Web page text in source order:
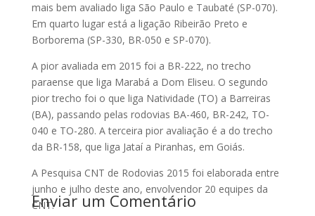
mais bem avaliado liga São Paulo e Taubaté (SP-070).
Em quarto lugar está a ligação Ribeirão Preto e
Borborema (SP-330, BR-050 e SP-070).
A pior avaliada em 2015 foi a BR-222, no trecho
paraense que liga Marabá a Dom Eliseu. O segundo
pior trecho foi o que liga Natividade (TO) a Barreiras
(BA), passando pelas rodovias BA-460, BR-242, TO-
040 e TO-280. A terceira pior avaliação é a do trecho
da BR-158, que liga Jataí a Piranhas, em Goiás.
A Pesquisa CNT de Rodovias 2015 foi elaborada entre
junho e julho deste ano, envolvendor 20 equipes da
CNT.
Enviar um Comentário